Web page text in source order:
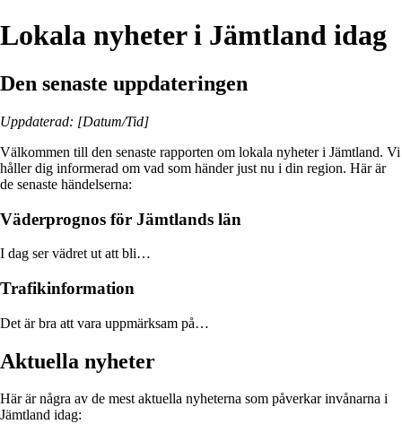
Lokala nyheter i Jämtland idag
Den senaste uppdateringen
Uppdaterad: [Datum/Tid]
Välkommen till den senaste rapporten om lokala nyheter i Jämtland. Vi
håller dig informerad om vad som händer just nu i din region. Här är
de senaste händelserna:
Väderprognos för Jämtlands län
I dag ser vädret ut att bli…
Trafikinformation
Det är bra att vara uppmärksam på…
Aktuella nyheter
Här är några av de mest aktuella nyheterna som påverkar invånarna i
Jämtland idag: